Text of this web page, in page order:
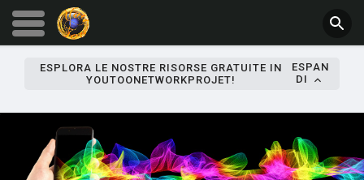
ESPLORA LE NOSTRE RISORSE GRATUITE IN
YOUTOONETWORKPROJET!
ESPAN
DI